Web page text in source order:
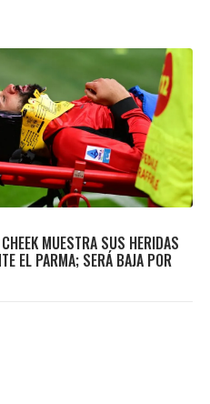
MUESTRA SUS HERIDAS
EL PARMA; SERÁ BAJA POR